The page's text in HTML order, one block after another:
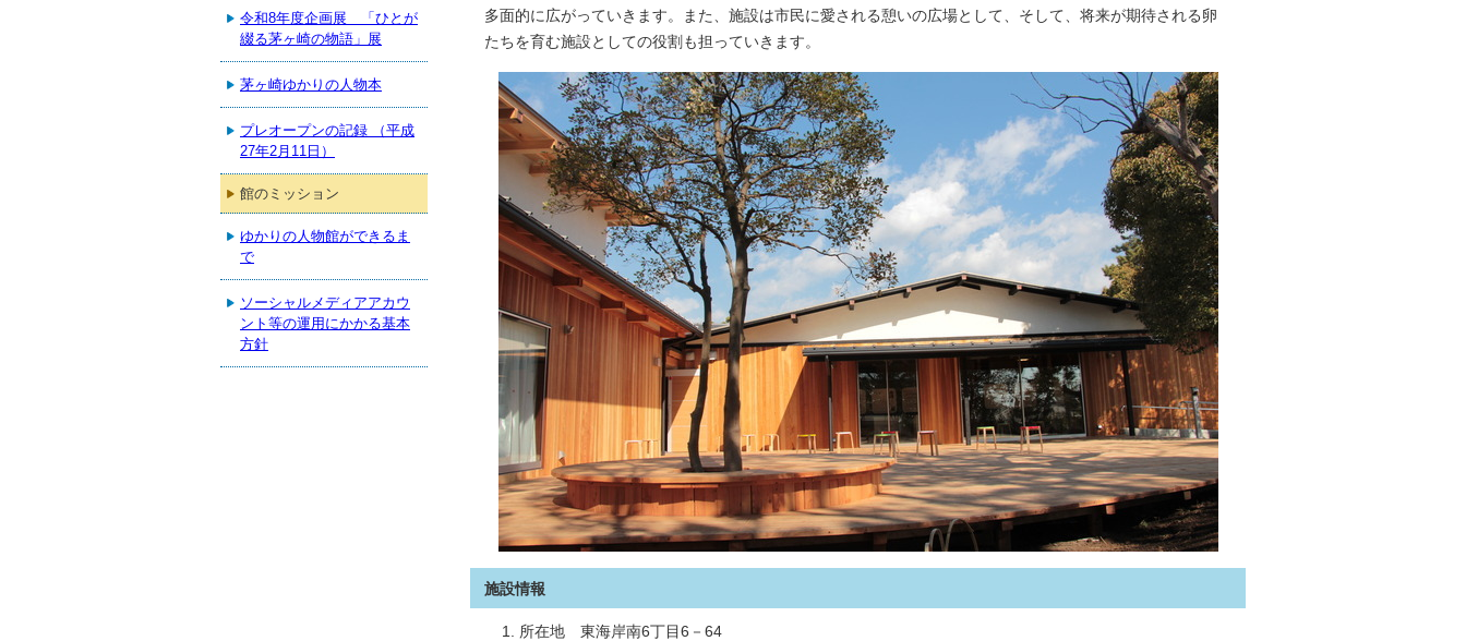
多面的に広がっていきます。また、施設は市民に愛される憩いの広場として、そして、将来が期待される卵
たちを育む施設としての役割も担っていきます。
施設情報
所在地 東海岸南6丁目6－64
令和8年度企画展 「ひとが
綴る茅ヶ崎の物語」展
茅ヶ崎ゆかりの人物本
プレオープンの記録 （平成
27年2月11日）
館のミッション
ゆかりの人物館ができるま
で
ソーシャルメディアアカウ
ント等の運用にかかる基本
方針